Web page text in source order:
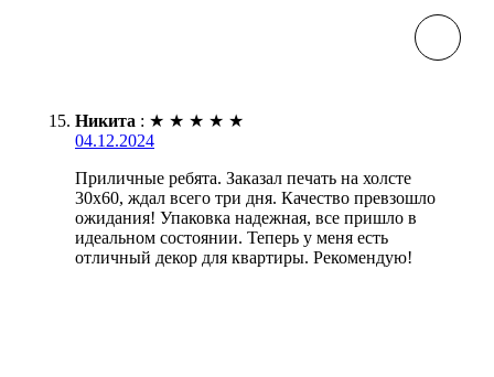
Никита : ★ ★ ★ ★ ★
04.12.2024
Приличные ребята. Заказал печать на холсте
30х60, ждал всего три дня. Качество превзошло
ожидания! Упаковка надежная, все пришло в
идеальном состоянии. Теперь у меня есть
отличный декор для квартиры. Рекомендую!